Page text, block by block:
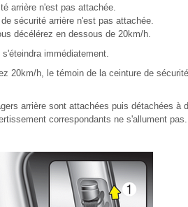
arrière n'est pas attachée.
sécurité arrière n'est pas attachée.
décélérez en dessous de 20km/h.
immédiatement.
20km/h, le témoin de la ceinture de
arrière sont attachées puis détachées à
correspondants ne s'allument pas.